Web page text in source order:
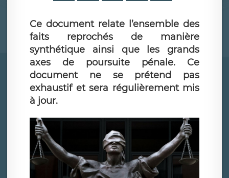
Ce document relate l’ensemble des
faits reprochés de manière
synthétique ainsi que les grands
axes de poursuite pénale. Ce
document ne se prétend pas
exhaustif et sera régulièrement mis
à jour.